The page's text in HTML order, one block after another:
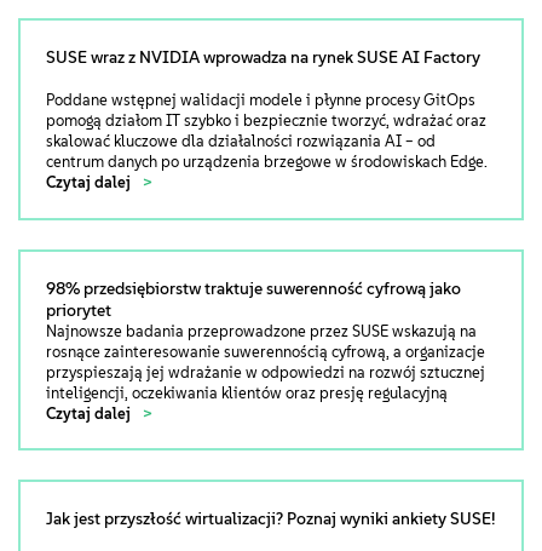
SUSE wraz z NVIDIA wprowadza na rynek SUSE AI Factory
Poddane wstępnej walidacji modele i płynne procesy GitOps
pomogą działom IT szybko i bezpiecznie tworzyć, wdrażać oraz
skalować kluczowe dla działalności rozwiązania AI – od
centrum danych po urządzenia brzegowe w środowiskach Edge.
Czytaj dalej
98% przedsiębiorstw traktuje suwerenność cyfrową jako
priorytet
Najnowsze badania przeprowadzone przez SUSE wskazują na
rosnące zainteresowanie suwerennością cyfrową, a organizacje
przyspieszają jej wdrażanie w odpowiedzi na rozwój sztucznej
inteligencji, oczekiwania klientów oraz presję regulacyjną
Czytaj dalej
Jak jest przyszłość wirtualizacji? Poznaj wyniki ankiety SUSE!